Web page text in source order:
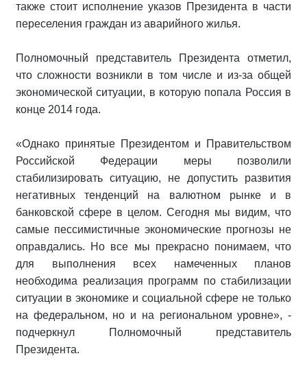
также стоит исполнение указов Президента в части
переселения граждан из аварийного жилья.
Полномочный представитель Президента отметил,
что сложности возникли в том числе и из-за общей
экономической ситуации, в которую попала Россия в
конце 2014 года.
«Однако принятые Президентом и Правительством
Российской Федерации меры позволили
стабилизировать ситуацию, не допустить развития
негативных тенденций на валютном рынке и в
банковской сфере в целом. Сегодня мы видим, что
самые пессимистичные экономические прогнозы не
оправдались. Но все мы прекрасно понимаем, что
для выполнения всех намеченных планов
необходима реализация программ по стабилизации
ситуации в экономике и социальной сфере не только
на федеральном, но и на региональном уровне», -
подчеркнул Полномочный представитель
Президента.